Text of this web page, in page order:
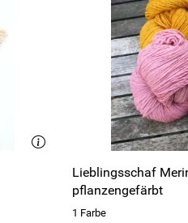
Lieblingsschaf
pflanzengefärbt
1 Farbe